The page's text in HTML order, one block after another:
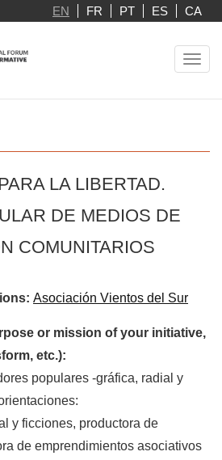
EN FR PT ES CA
LA LIBERTAD.
DE MEDIOS DE
COMUNITARIOS
Asociación Vientos del Sur
or mission of your initiative,
etc.):
populares -gráfica, radial y
y ficciones, productora de
de emprendimientos asociativos